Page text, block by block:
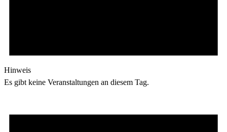
Hinweis
Es gibt keine Veranstaltungen an diesem Tag.